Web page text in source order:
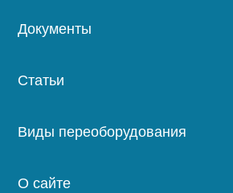
Документы
Статьи
Виды переоборудования
О сайте